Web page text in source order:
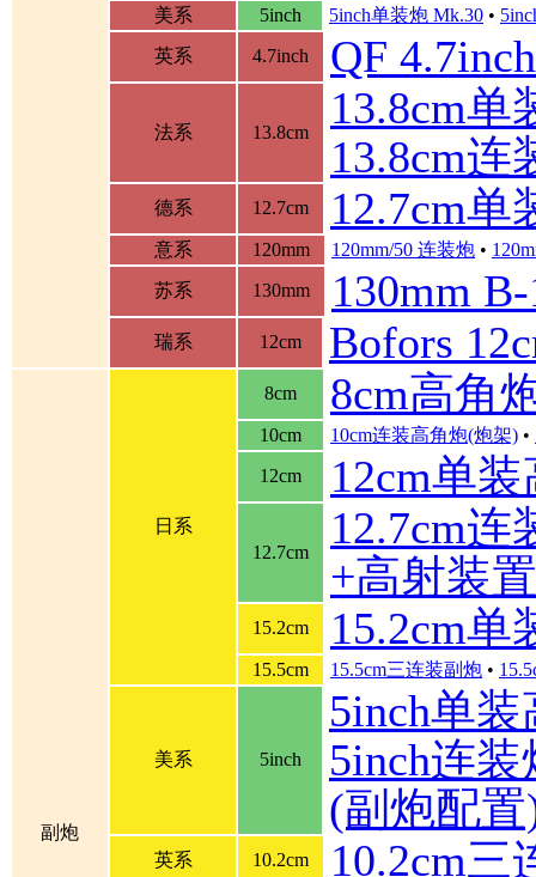
美系 5inch 5inch单装炮 Mk.30 •
英系
4.7inch QF
法系 13.8cm
13.8cm单
13.8cm连
德系 12.7cm 12.7cm单
意系 120mm 120mm/50 连装炮 •
苏系
130mm 130mm
瑞系 12cm Bofors
副炮
日系
8cm 8cm高角
10cm 10cm连装高角炮(炮架) •
12cm
12cm单
12.7cm
12.7cm连
+高射装置
15.2cm 15.2cm单
15.5cm 15.5cm三连装副炮 •
美系 5inch
5inch单
5inch连装
(副炮配
英系 10.2cm 10.2cm三